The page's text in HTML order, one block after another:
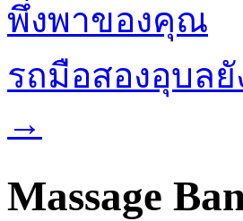
พึ่งพาของคุณ
รถมือสองอุบลยั
→
Massage